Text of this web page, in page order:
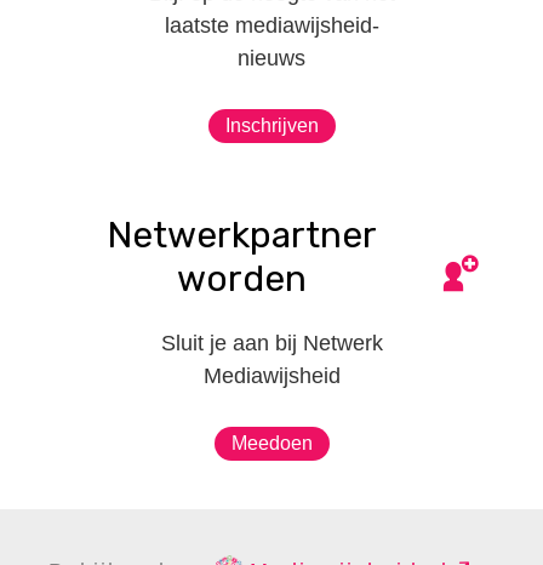
laatste mediawijsheid-
nieuws
Inschrijven
Netwerkpartner
worden
Sluit je aan bij Netwerk
Mediawijsheid
Meedoen